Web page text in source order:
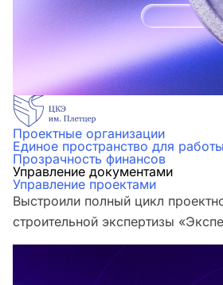
Проектные организации
Единое пространство для работы
Прозрачность финансов
Управление документами
Управление проектами
Выстроили полный цикл
строительной экспертизы